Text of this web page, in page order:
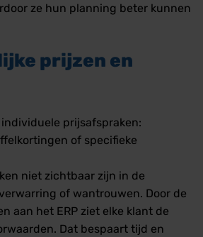
ze hun planning beter kunnen
prijzen en
prijsafspraken:
of specifieke
niet zichtbaar zijn in de
of wantrouwen. Door de
aan het ERP ziet elke klant de
Dat bespaart tijd en